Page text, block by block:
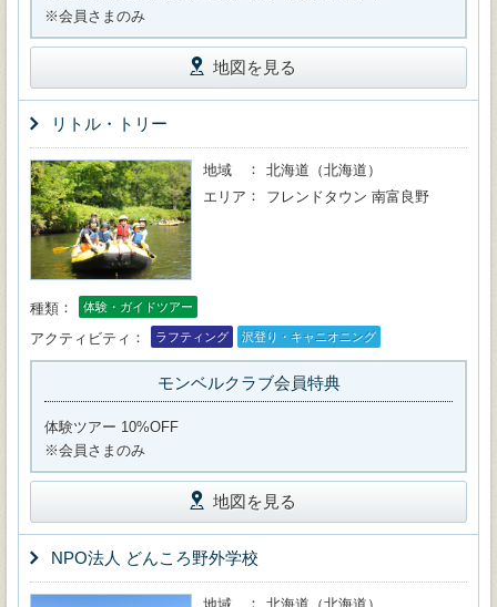
※会員さまのみ
地図を見る
リトル・トリー
地域
北海道（北海道）
エリア
フレンドタウン 南富良野
種類 体験・ガイドツアー
アクティビティ ラフティング 沢登り・キャニオニング
モンベルクラブ会員特典
体験ツアー 10%OFF
※会員さまのみ
地図を見る
NPO法人 どんころ野外学校